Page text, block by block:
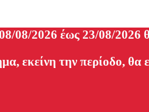
08/2026 έως 23/08/2026
εκείνη την περίοδο,